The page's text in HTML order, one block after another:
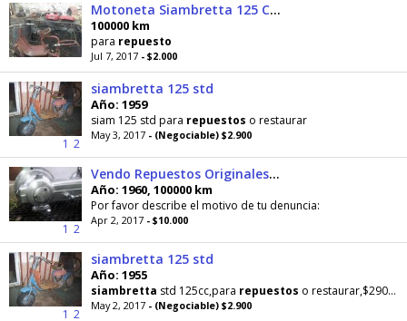
Motoneta Siambretta 125 Completa
100000 km
para repuesto
Jul 7, 2017 - $2.000
1 2
siambretta 125 std
Año: 1959
siam 125 std para repuestos o restaurar
May 3, 2017 - (Negociable) $2.900
1 2
Vendo Repuestos Originales de Siambretta
Año: 1960, 100000 km
Por favor describe el motivo de tu denuncia:
Apr 2, 2017 - $10.000
1 2
siambretta 125 std
Año: 1955
siambretta std 125cc,para repuestos o restaurar,$2900,no menos de eso
May 2, 2017 - (Negociable) $2.900